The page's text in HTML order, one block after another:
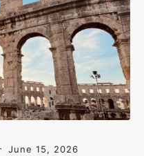
June 15, 2026